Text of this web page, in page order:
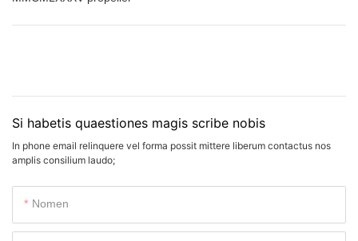
Si habetis quaestiones magis scribe nobis
In phone email relinquere vel forma possit mittere liberum contactus nos
amplis consilium laudo;
Nomen